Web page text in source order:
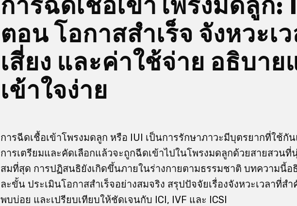
ตอน โอกาสสำเร็จ จังหวะเ
เสี่ยง และค่าใช้จ่าย อธิบาย
เข้าใจง่าย
การฉีดเชื้อเข้าโพรงมดลูก หรือ IUI เป็นการรักษาภาวะมีบุตรยากที่ใช้กั
การเตรียมและคัดเลือกแล้วจะถูกฉีดเข้าไปในโพรงมดลูกด้วยสายสวนที่
สมที่สุด การปฏิสนธิยังเกิดขึ้นภายในร่างกายตามธรรมชาติ บทความนี้
ละขั้น ประเมินโอกาสสำเร็จอย่างสมจริง สรุปปัจจัยเรื่องจังหวะเวลาที่ส
พบบ่อย และเปรียบเทียบให้ชัดเจนกับ ICI, IVF และ ICSI